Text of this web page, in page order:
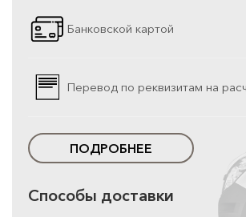
Банковской картой
Перевод по реквизитам на
ПОДРОБНЕЕ
Способы доставки